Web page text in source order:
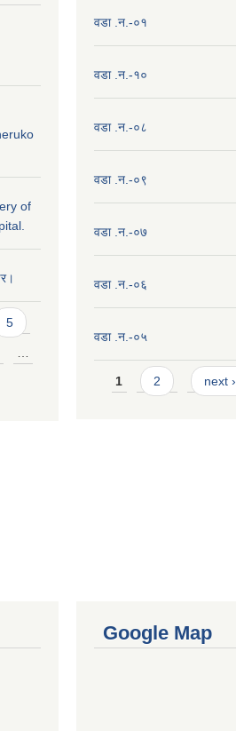
of
5
वडा .न.-०१
वडा .न.-१०
वडा .न.-०८
वडा .न.-०९
वडा .न.-०७
वडा .न.-०६
वडा .न.-०५
Pages
1 2 next ›
Google Map